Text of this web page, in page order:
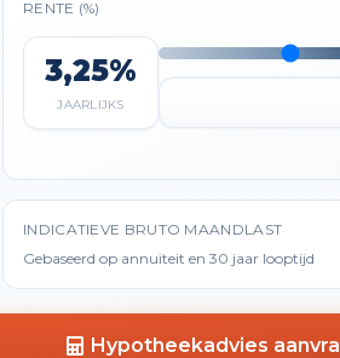
RENTE (%)
3,25%
JAARLIJKS
INDICATIEVE BRUTO MAANDLAST
Gebaseerd op annuïteit en 30 jaar looptijd
Hypotheekadvies